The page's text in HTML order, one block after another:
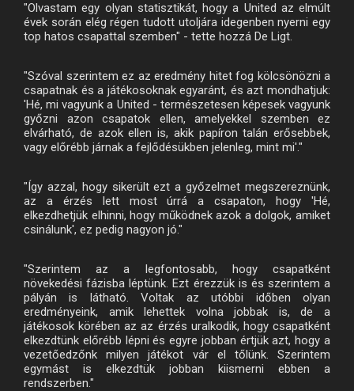
"Olvastam egy olyan statisztikát, hogy a United az elmúlt
évek során elég régen tudott utoljára idegenben nyerni egy
top hatos csapattal szemben" - tette hozzá De Ligt.
"Szóval szerintem ez az eredmény hitet fog kölcsönözni a
csapatnak és a játékosoknak egyaránt, és azt mondhatjuk:
'Hé, mi vagyunk a United - természetesen képesek vagyunk
győzni azon csapatok ellen, amelyekkel szemben ez
elvárható, de azok ellen is, akik papíron talán erősebbek,
vagy előrébb járnak a fejlődésükben jelenleg, mint mi'."
"Így azzal, hogy sikerült ezt a győzelmet megszereznünk,
az a érzés lett most úrrá a csapaton, hogy 'Hé,
elkezdhetjük elhinni, hogy működnek azok a dolgok, amiket
csinálunk', ez pedig nagyon jó."
"Szerintem az a legfontosabb, hogy csapatként
növekedési fázisba léptünk. Ezt érezzük is és szerintem a
pályán is látható. Voltak az utóbbi időben olyan
eredményeink, amik lehettek volna jobbak is, de a
játékosok körében az az érzés uralkodik, hogy csapatként
elkezdtünk előrébb lépni és egyre jobban értjük azt, hogy a
vezetőedzőnk milyen játékot vár el tőlünk. Szerintem
egymást is elkezdtük jobban kiismerni ebben a
rendszerben."